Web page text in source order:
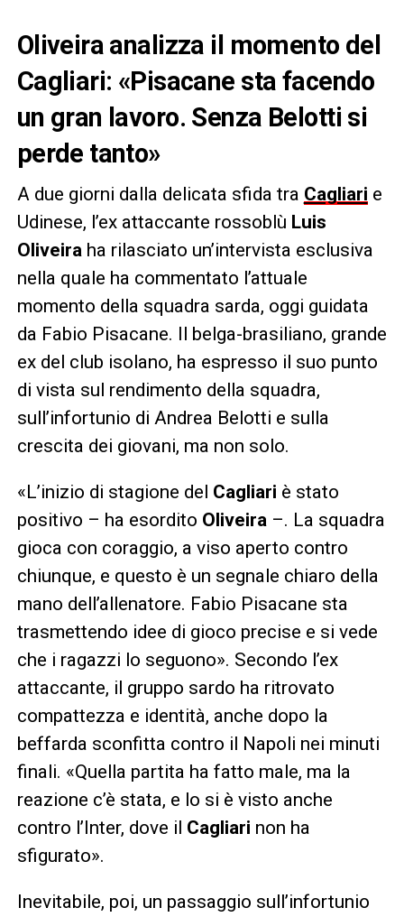
Oliveira analizza il momento del
Cagliari: «Pisacane sta facendo
un gran lavoro. Senza Belotti si
perde tanto»
A due giorni dalla delicata sfida tra Cagliari e
Udinese, l’ex attaccante rossoblù Luis
Oliveira ha rilasciato un’intervista esclusiva
nella quale ha commentato l’attuale
momento della squadra sarda, oggi guidata
da Fabio Pisacane. Il belga-brasiliano, grande
ex del club isolano, ha espresso il suo punto
di vista sul rendimento della squadra,
sull’infortunio di Andrea Belotti e sulla
crescita dei giovani, ma non solo.
«L’inizio di stagione del Cagliari è stato
positivo – ha esordito Oliveira –. La squadra
gioca con coraggio, a viso aperto contro
chiunque, e questo è un segnale chiaro della
mano dell’allenatore. Fabio Pisacane sta
trasmettendo idee di gioco precise e si vede
che i ragazzi lo seguono». Secondo l’ex
attaccante, il gruppo sardo ha ritrovato
compattezza e identità, anche dopo la
beffarda sconfitta contro il Napoli nei minuti
finali. «Quella partita ha fatto male, ma la
reazione c’è stata, e lo si è visto anche
contro l’Inter, dove il Cagliari non ha
sfigurato».
Inevitabile, poi, un passaggio sull’infortunio